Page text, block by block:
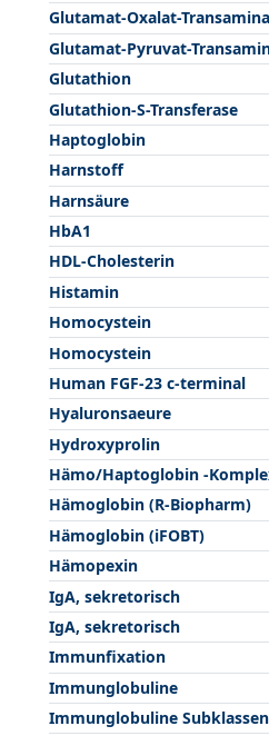
Glutamat-Oxalat-
Glutamat-Pyruvat-
Glutathion
Glutathion-S-Transferase
Haptoglobin
Harnstoff
Harnsäure
HbA1
HDL-Cholesterin
Histamin
Homocystein
Homocystein
Human FGF-23 c-terminal
Hyaluronsaeure
Hydroxyprolin
Hämo/Haptoglobin -
Hämoglobin (R-Biopharm)
Hämoglobin (iFOBT)
Hämopexin
IgA, sekretorisch
IgA, sekretorisch
Immunfixation
Immunglobuline
Immunglobuline Subklassen